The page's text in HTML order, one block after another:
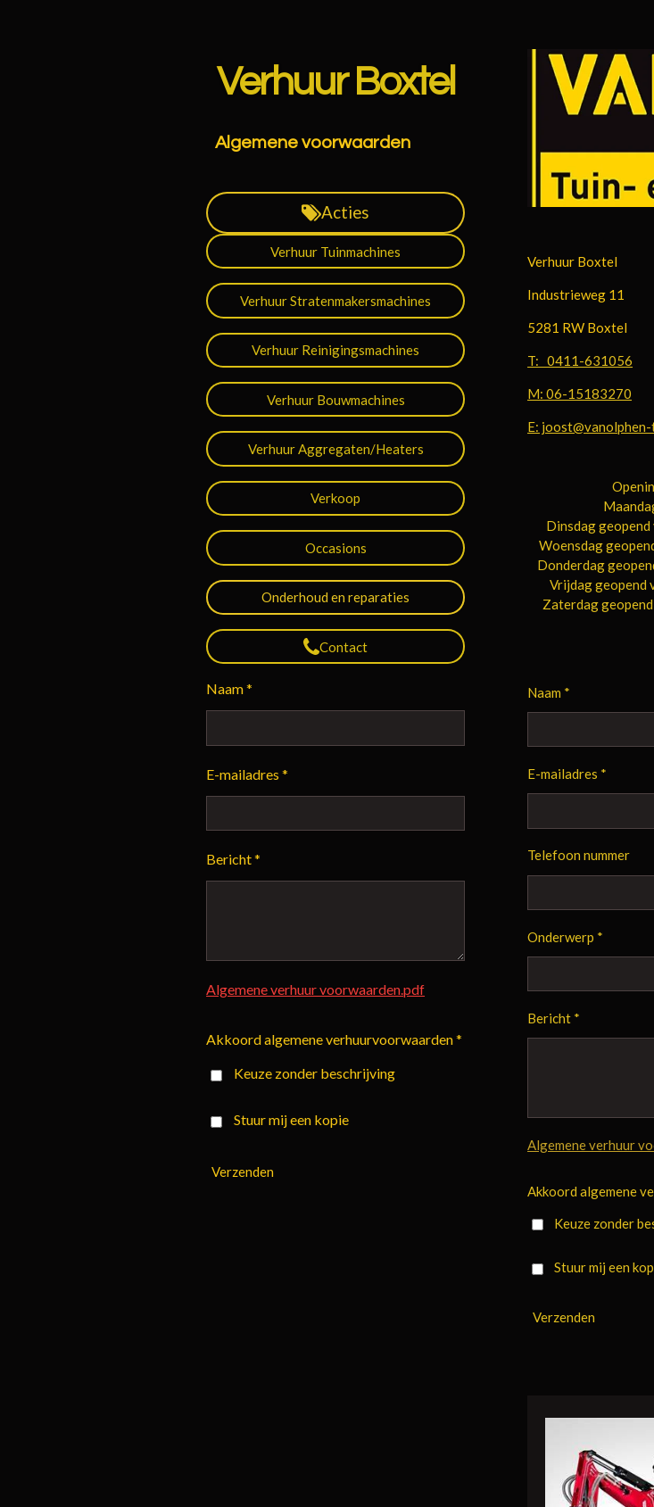
Verhuur Boxtel
Industrieweg 11
5281 RW Boxtel
T: 0411-631056
M: 06-15183270
E:
Dinsdag
Woensdag
Donderdag
Vrijdag geopend
Zaterdag
Naam *
E-mailadres *
Telefoon nummer
Onderwerp *
Bericht *
Algemene verhuur
Akkoord algemene
Keuze zonder
Stuur mij een
Verzenden
Verhuur Boxtel
Algemene voorwaarden
Acties
Verhuur Tuinmachines
Verhuur Stratenmakersmachines
Verhuur Reinigingsmachines
Verhuur Bouwmachines
Verhuur Aggregaten/Heaters
Verkoop
Occasions
Onderhoud en reparaties
Contact
Naam *
E-mailadres *
Bericht *
Algemene verhuur voorwaarden.pdf
Akkoord algemene verhuurvoorwaarden *
Keuze zonder beschrijving
Stuur mij een kopie
Verzenden